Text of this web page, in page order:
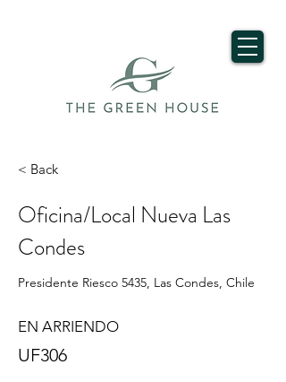
< Back
Oficina/Local Nueva Las
Condes
Presidente Riesco 5435, Las Condes, Chile
EN ARRIENDO
UF306